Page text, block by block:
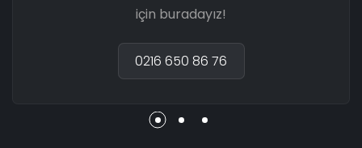
için buradayız!
0216 650 86 76